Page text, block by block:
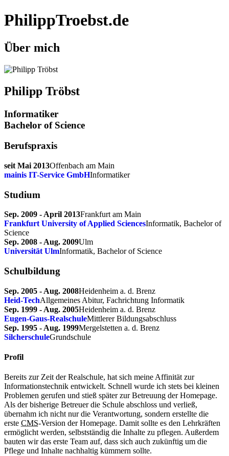
PhilippTroebst.de
Über mich
Philipp Tröbst
Informatiker
Bachelor of Science
Berufspraxis
seit Mai 2013Offenbach am Main
mainis IT-Service GmbHInformatiker
Studium
Sep. 2009 - April 2013Frankfurt am Main
Frankfurt University of Applied SciencesInformatik, Bachelor of
Science
Sep. 2008 - Aug. 2009Ulm
Universität UlmInformatik, Bachelor of Science
Schulbildung
Sep. 2005 - Aug. 2008Heidenheim a. d. Brenz
Heid-TechAllgemeines Abitur, Fachrichtung Informatik
Sep. 1999 - Aug. 2005Heidenheim a. d. Brenz
Eugen-Gaus-RealschuleMittlerer Bildungsabschluss
Sep. 1995 - Aug. 1999Mergelstetten a. d. Brenz
SilcherschuleGrundschule
Profil
Bereits zur Zeit der Realschule, hat sich meine Affinität zur
Informationstechnik entwickelt. Schnell wurde ich stets bei kleinen
Problemen gerufen und stieß später zur Betreuung der Homepage.
Als der bisherige Betreuer die Schule abschloss und verließ,
übernahm ich nicht nur die Verantwortung, sondern erstellte die
erste CMS-Version der Homepage. Damit sollte es den Lehrkräften
ermöglicht werden, selbstständig die Inhalte zu pflegen. Außerdem
bauten wir das erste Team auf, dass sich auch zukünftig um die
Pflege und Inhalte nachhaltig kümmern sollte.